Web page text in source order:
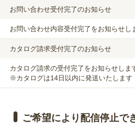
お問い合わせ受付完了のお知らせ
お問い合わせ内容受付完了をお知らせし
カタログ請求受付完了のお知らせ
カタログ請求の受付完了をお知らせしま
※カタログは14日以内に発送いたします
ご希望により配信停止で